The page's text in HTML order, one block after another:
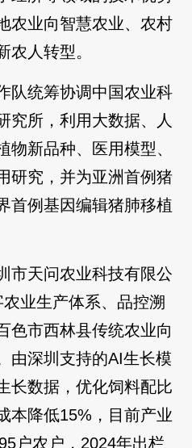
农业向智慧农业、农村
农人转型。
队统筹协调中国农业科
究所，利用大数据、人
物新品种、医用模型、
研究，并为亚洲首例猪
首例基因编辑猪肺移植
市天问农业科技有限公
业生产体系、品控溯
色市西林县传统农业向
由深圳支持的AI生长模
长数据，优化饲料配比
本降低15%，目前产业
户农户，2024年出栏